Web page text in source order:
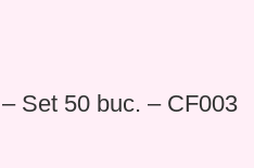
Set 50 buc. – CF003